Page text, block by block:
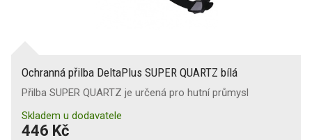
Ochranná přilba DeltaPlus SUPER QUARTZ bílá
Přilba SUPER QUARTZ je určená pro hutní průmysl
Skladem u dodavatele
446 Kč